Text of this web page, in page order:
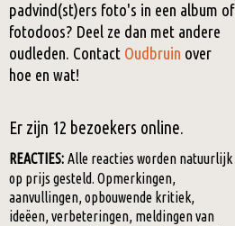
padvind(st)ers foto's in een album of
fotodoos? Deel ze dan met andere
oudleden. Contact Oudbruin over
hoe en wat!
Er zijn 12 bezoekers online.
REACTIES: Alle reacties worden natuurlijk
op prijs gesteld. Opmerkingen,
aanvullingen, opbouwende kritiek,
ideëen, verbeteringen, meldingen van